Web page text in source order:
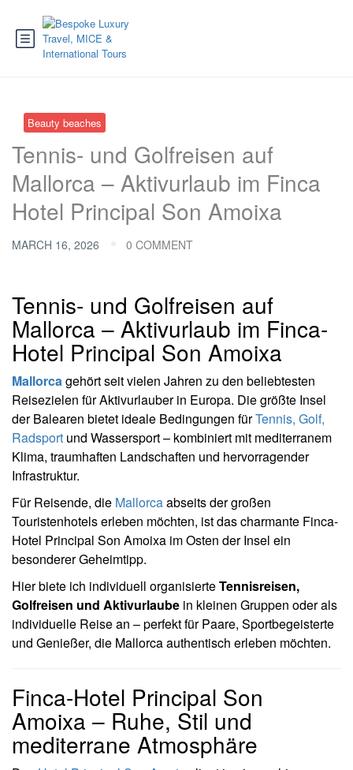
Beauty beaches
Tennis- und Golfreisen auf
Mallorca – Aktivurlaub im Finca
Hotel Principal Son Amoixa
MARCH 16, 2026 0 COMMENT
Tennis- und Golfreisen auf
Mallorca – Aktivurlaub im Finca-
Hotel Principal Son Amoixa
Mallorcagehört seit vielen Jahren zu den beliebtesten
Reisezielen für Aktivurlauber in Europa. Die größte Insel
der Balearen bietet ideale Bedingungen fürTennis, Golf,
Radsport und Wassersport – kombiniert mit mediterranem
Klima, traumhaften Landschaften und hervorragender
Infrastruktur.
Für Reisende, die Mallorcaabseits der großen
Touristenhotels erleben möchten, ist das charmante Finca-
Hotel Principal Son Amoixa im Osten der Insel ein
besonderer Geheimtipp.
Hier biete ich individuell organisierteTennisreisen,
Golfreisen und Aktivurlaube in kleinen Gruppen oder als
individuelle Reise an – perfekt für Paare, Sportbegeisterte
und Genießer, die Mallorca authentisch erleben möchten.
Finca-Hotel Principal Son
Amoixa – Ruhe, Stil und
mediterrane Atmosphäre